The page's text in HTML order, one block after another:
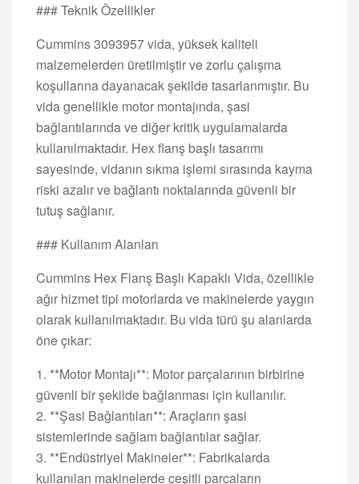
### Teknik Özellikler
Cummins 3093957 vida, yüksek kaliteli
malzemelerden üretilmiştir ve zorlu çalışma
koşullarına dayanacak şekilde tasarlanmıştır. Bu
vida genellikle motor montajında, şasi
bağlantılarında ve diğer kritik uygulamalarda
kullanılmaktadır. Hex flanş başlı tasarımı
sayesinde, vidanın sıkma işlemi sırasında kayma
riski azalır ve bağlantı noktalarında güvenli bir
tutuş sağlanır.
### Kullanım Alanları
Cummins Hex Flanş Başlı Kapaklı Vida, özellikle
ağır hizmet tipi motorlarda ve makinelerde yaygın
olarak kullanılmaktadır. Bu vida türü şu alanlarda
öne çıkar:
1. **Motor Montajı**: Motor parçalarının birbirine
güvenli bir şekilde bağlanması için kullanılır.
2. **Şasi Bağlantıları**: Araçların şasi
sistemlerinde sağlam bağlantılar sağlar.
3. **Endüstriyel Makineler**: Fabrikalarda
kullanılan makinelerde çeşitli parçaların